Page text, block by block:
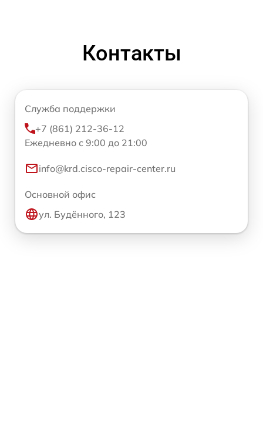
Контакты
Служба поддержки
+7 (861) 212-36-12
Ежедневно с 9:00 до 21:00
info@krd.cisco-repair-center.ru
Основной офис
ул. Будённого, 123